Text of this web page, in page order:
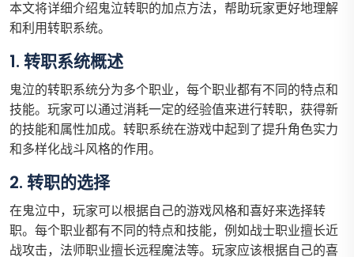
本文将详细介绍鬼泣转职的加点方法，帮助玩家更好地理解
和利用转职系统。
1. 转职系统概述
鬼泣的转职系统分为多个职业，每个职业都有不同的特点和
技能。玩家可以通过消耗一定的经验值来进行转职，获得新
的技能和属性加成。转职系统在游戏中起到了提升角色实力
和多样化战斗风格的作用。
2. 转职的选择
在鬼泣中，玩家可以根据自己的游戏风格和喜好来选择转
职。每个职业都有不同的特点和技能，例如战士职业擅长近
战攻击，法师职业擅长远程魔法等。玩家应该根据自己的喜